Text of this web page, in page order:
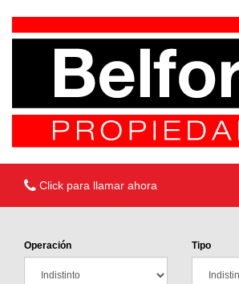
Click para llamar ahora
Operación Tipo